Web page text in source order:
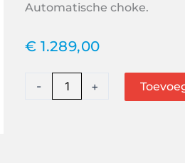
Automatische choke.
€ 1.289,00
-
benzine
+